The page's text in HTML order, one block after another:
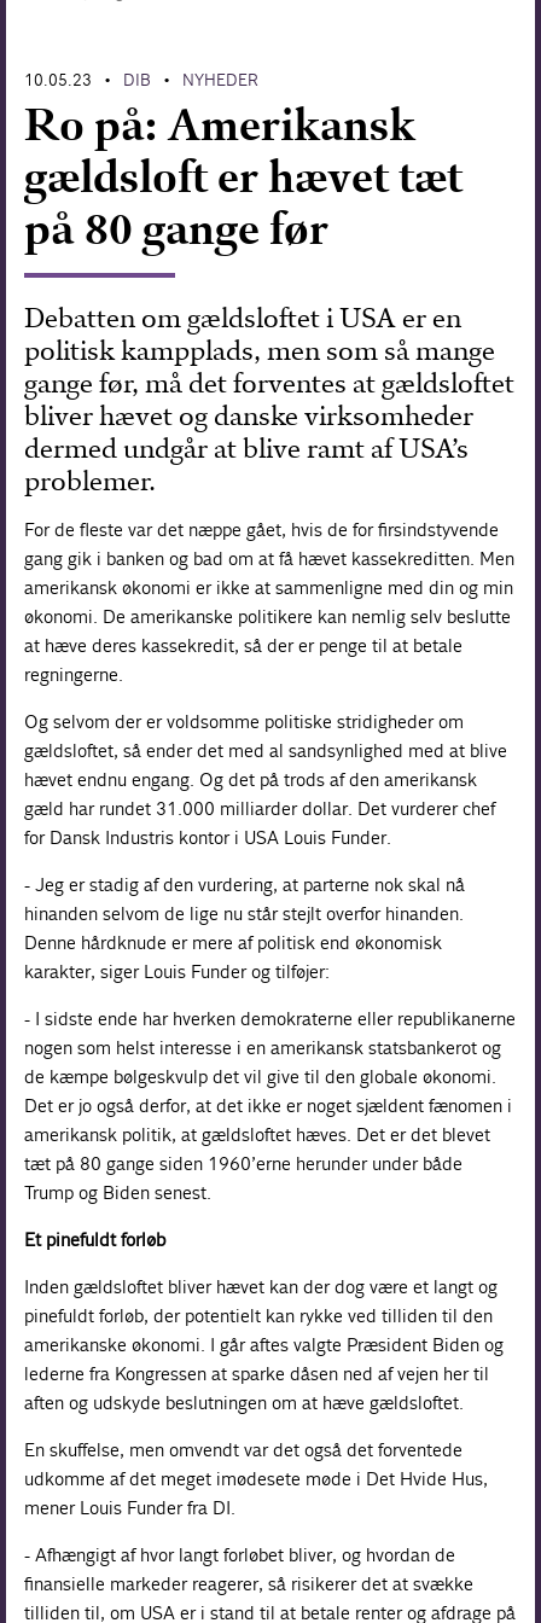
10.05.23 • DIB • NYHEDER
Ro på: Amerikansk
gældsloft er hævet tæt
på 80 gange før
Debatten om gældsloftet i USA er en
politisk kampplads, men som så mange
gange før, må det forventes at gældsloftet
bliver hævet og danske virksomheder
dermed undgår at blive ramt af USA’s
problemer.
For de fleste var det næppe gået, hvis de for firsindstyvende
gang gik i banken og bad om at få hævet kassekreditten. Men
amerikansk økonomi er ikke at sammenligne med din og min
økonomi. De amerikanske politikere kan nemlig selv beslutte
at hæve deres kassekredit, så der er penge til at betale
regningerne.
Og selvom der er voldsomme politiske stridigheder om
gældsloftet, så ender det med al sandsynlighed med at blive
hævet endnu engang. Og det på trods af den amerikansk
gæld har rundet 31.000 milliarder dollar. Det vurderer chef
for Dansk Industris kontor i USA Louis Funder.
- Jeg er stadig af den vurdering, at parterne nok skal nå
hinanden selvom de lige nu står stejlt overfor hinanden.
Denne hårdknude er mere af politisk end økonomisk
karakter, siger Louis Funder og tilføjer:
- I sidste ende har hverken demokraterne eller republikanerne
nogen som helst interesse i en amerikansk statsbankerot og
de kæmpe bølgeskvulp det vil give til den globale økonomi.
Det er jo også derfor, at det ikke er noget sjældent fænomen i
amerikansk politik, at gældsloftet hæves. Det er det blevet
tæt på 80 gange siden 1960’erne herunder under både
Trump og Biden senest.
Et pinefuldt forløb
Inden gældsloftet bliver hævet kan der dog være et langt og
pinefuldt forløb, der potentielt kan rykke ved tilliden til den
amerikanske økonomi. I går aftes valgte Præsident Biden og
lederne fra Kongressen at sparke dåsen ned af vejen her til
aften og udskyde beslutningen om at hæve gældsloftet.
En skuffelse, men omvendt var det også det forventede
udkomme af det meget imødesete møde i Det Hvide Hus,
mener Louis Funder fra DI.
- Afhængigt af hvor langt forløbet bliver, og hvordan de
finansielle markeder reagerer, så risikerer det at svække
tilliden til, om USA er i stand til at betale renter og afdrage på